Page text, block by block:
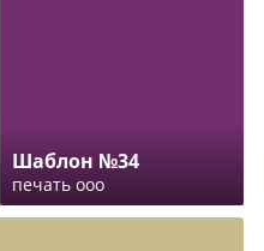
Шаблон №34
печать ооо